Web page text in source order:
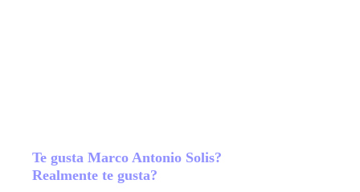
Te gusta Marco Antonio Solis?
Realmente te gusta?